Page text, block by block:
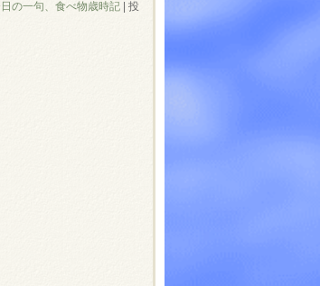
の一句、食べ物歳時記
投